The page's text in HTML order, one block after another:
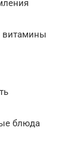
витамины
блюда